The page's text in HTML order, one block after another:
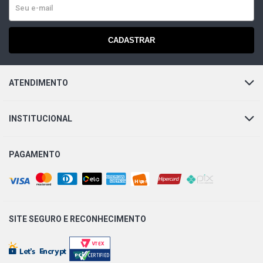
MEGANE GRAND TOUR DYNAMIQUE SW 1.6 16V FLEX
SANDERO NOKIA HATCH 1.6 16V HI-FLEX K4M L4 FLEX
2004)
2010)
SCENIC PRIVILEGE MINIVAN 1.6 16V FLEX (2005 - 2010)
SCENIC RT MINIVAN 1.6 16V FLEX (1999 - 2011)
SCENIC SPORTWAY MINIVAN 1.6 16V FLEX (2006 - 2010)
CADASTRAR
ATENDIMENTO
INSTITUCIONAL
PAGAMENTO
SITE SEGURO E RECONHECIMENTO